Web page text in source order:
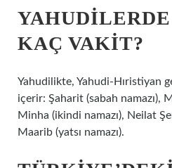
KAÇ VAKIT?
Yahudilikte, Yahudi-Hıristiyan
içerir: Şaharit (sabah namazı),
Minha (ikindi namazı), Neilat
Maarib (yatsı namazı).